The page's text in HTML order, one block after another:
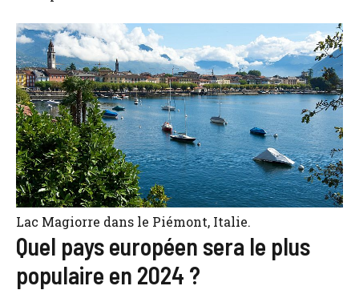
Lac Magiorre dans le Piémont, Italie.
Quel pays européen sera le plus
populaire en 2024 ?